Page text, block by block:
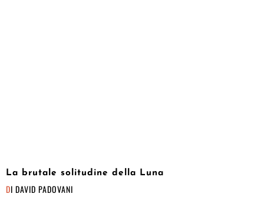
La brutale solitudine della Luna
DI DAVID PADOVANI